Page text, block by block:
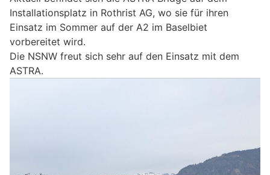
Installationsplatz in Rothrist AG, wo sie für ihren
Einsatz im Sommer auf der A2 im Baselbiet
vorbereitet wird.
Die NSNW freut sich sehr auf den Einsatz mit dem
ASTRA.